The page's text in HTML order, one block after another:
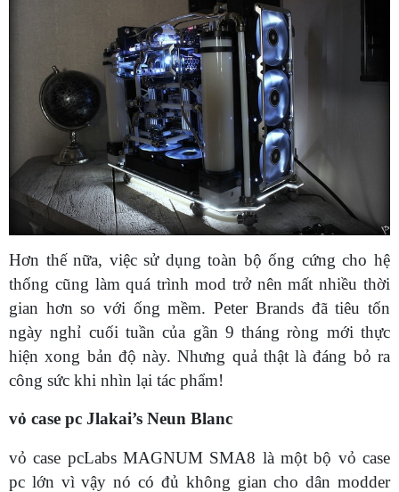
Hơn thế nữa, việc sử dụng toàn bộ ống cứng cho hệ
thống cũng làm quá trình mod trở nên mất nhiều thời
gian hơn so với ống mềm. Peter Brands đã tiêu tốn
ngày nghỉ cuối tuần của gần 9 tháng ròng mới thực
hiện xong bản độ này. Nhưng quả thật là đáng bỏ ra
công sức khi nhìn lại tác phẩm!
vỏ case pc Jlakai’s Neun Blanc
vỏ case pcLabs MAGNUM SMA8 là một bộ vỏ case
pc lớn vì vậy nó có đủ không gian cho dân modder